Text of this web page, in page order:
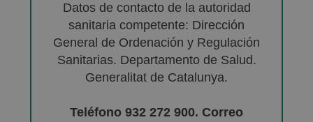
Datos de contacto de la autoridad
sanitaria competente: Dirección
General de Ordenación y Regulación
Sanitarias. Departamento de Salud.
Generalitat de Catalunya.
Teléfono 932 272 900. Correo